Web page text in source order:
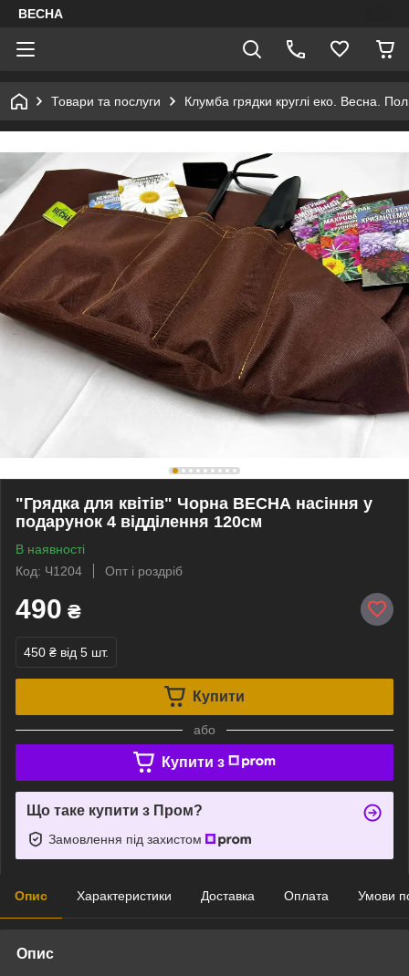
ВЕСНА
Товари та послуги Клумба грядки круглі еко. Весна.
"Грядка для квітів" Чорна ВЕСНА насіння у
подарунок 4 відділення 120см
В наявності
Код: Ч1204
Опт і роздріб
490 ₴
450 ₴ від 5 шт.
Купити
або
Купити з
Що таке купити з Пром?
Замовлення під захистом
Опис Характеристики Доставка Оплата Умови
Опис